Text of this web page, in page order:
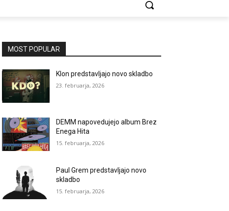
MOST POPULAR
Klon predstavljajo novo skladbo
23. februarja, 2026
DEMM napovedujejo album Brez
Enega Hita
15. februarja, 2026
Paul Grem predstavljajo novo
skladbo
15. februarja, 2026